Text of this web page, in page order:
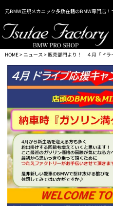
元BMW正規メカニック多数在籍のBMW専門店！
HOME> ニュース > 販売部門より！ ４月「ドラ